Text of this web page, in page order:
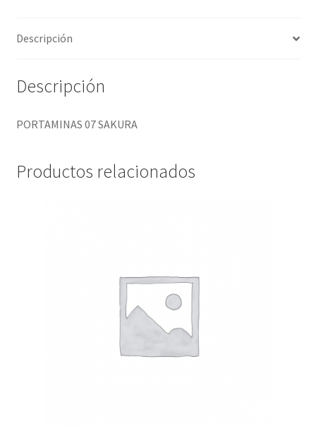
Descripción
Descripción
PORTAMINAS 07 SAKURA
Productos relacionados